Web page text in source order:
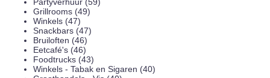
Grillrooms (49)
Winkels (47)
Snackbars (47)
Bruiloften (46)
Eetcafé's (46)
Foodtrucks (43)
Winkels - Tabak en Sigaren (40)